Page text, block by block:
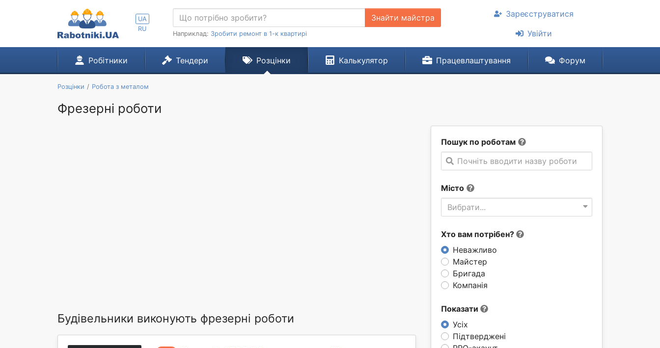
UA
RU
Знайти майстра
Наприклад: Зробити ремонт в 1-к квартирі
Зареєструватися
Увійти
Робітники Тендери Розцінки Калькулятор Працевлаштування Форум
Розцінки Робота з металом
Фрезерні роботи
Пошук по роботам
Почніть вводити назву роботи
Місто
Вибрати...
Хто вам потрібен?
Неважливо
Майстер
Бригада
Компанія
Показати
Усіх
Підтверджені
Будівельники виконують фрезерні роботи